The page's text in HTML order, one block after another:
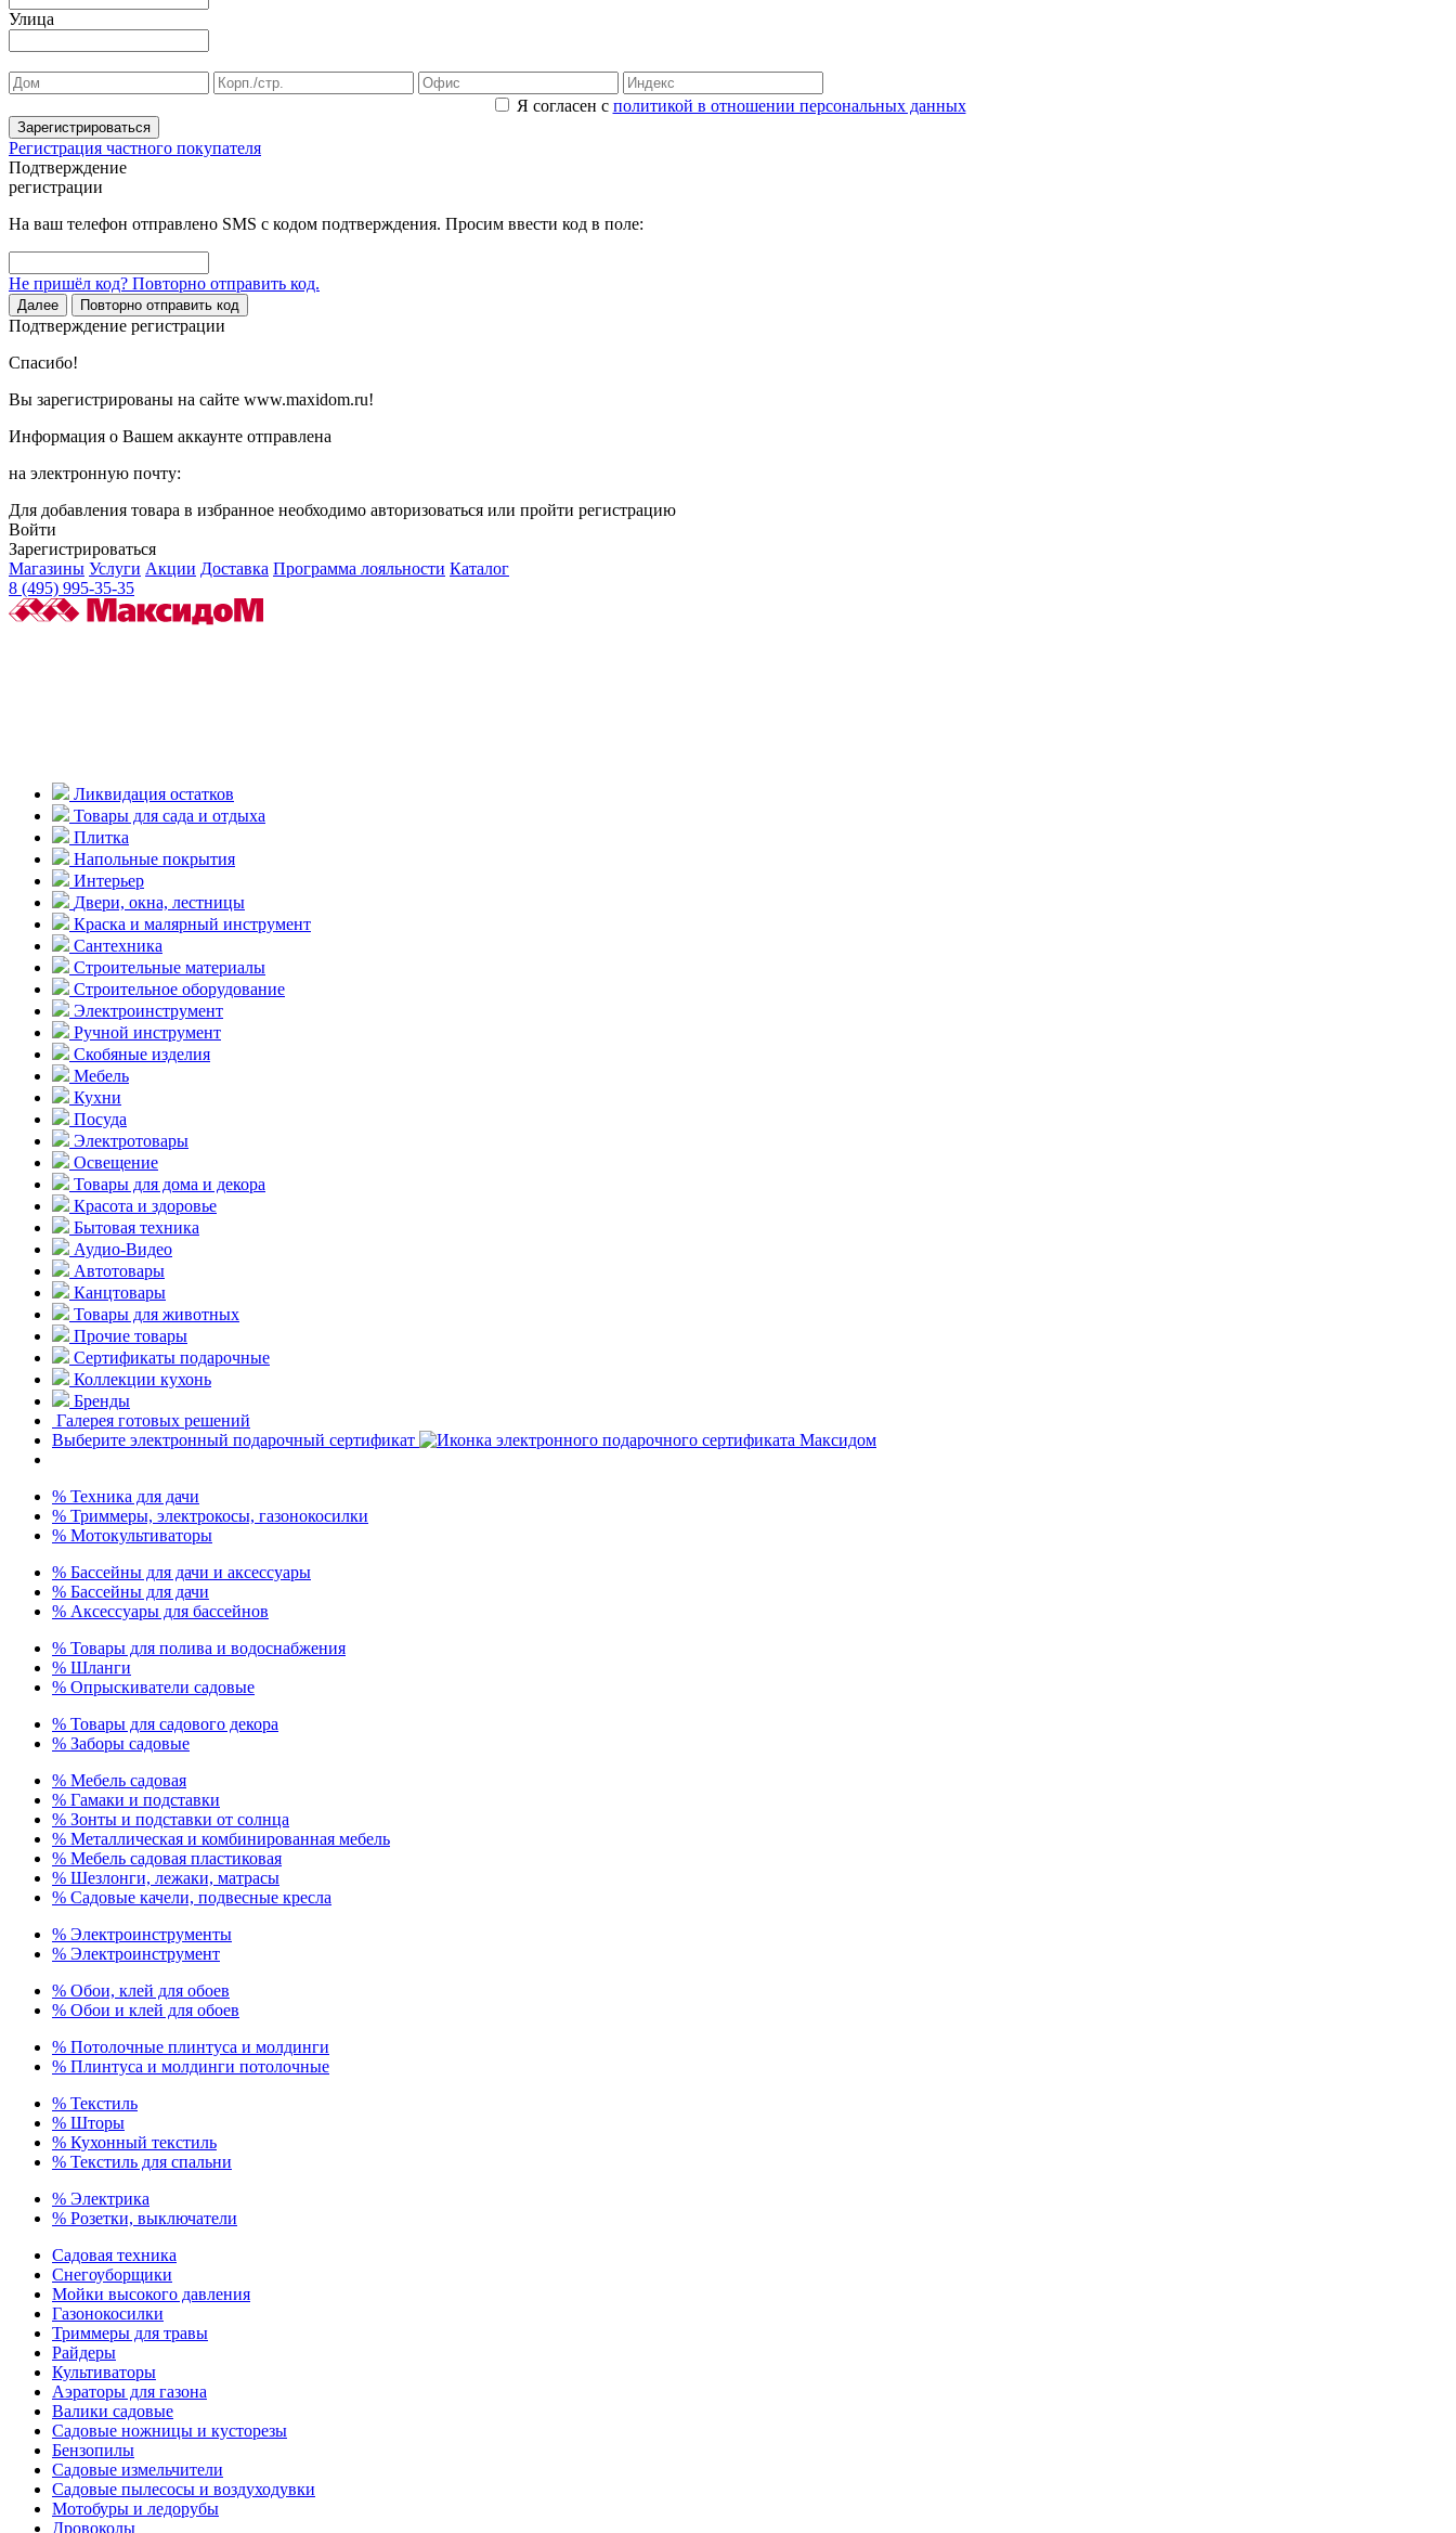
Улица
Я согласен с политикой в отношении персональных данных
Зарегистрироваться
Регистрация частного покупателя
Подтверждение
регистрации
На ваш телефон отправлено SMS с кодом подтверждения. Просим ввести код в поле:
Не пришёл код? Повторно отправить код.
Далее Повторно отправить код
Подтверждение регистрации
Спасибо!
Вы зарегистрированы на сайте www.maxidom.ru!
Информация о Вашем аккаунте отправлена
на электронную почту:
Для добавления товара в избранное необходимо авторизоваться или пройти регистрацию
Войти
Зарегистрироваться
Магазины Услуги Акции Доставка Программа лояльности Каталог
8 (495) 995-35-35
Ликвидация остатков
Товары для сада и отдыха
Плитка
Напольные покрытия
Интерьер
Двери, окна, лестницы
Краска и малярный инструмент
Сантехника
Строительные материалы
Строительное оборудование
Электроинструмент
Ручной инструмент
Скобяные изделия
Мебель
Кухни
Посуда
Электротовары
Освещение
Товары для дома и декора
Красота и здоровье
Бытовая техника
Аудио-Видео
Автотовары
Канцтовары
Товары для животных
Прочие товары
Сертификаты подарочные
Коллекции кухонь
Бренды
Галерея готовых решений
Выберите электронный подарочный сертификат
% Техника для дачи
% Триммеры, электрокосы, газонокосилки
% Мотокультиваторы
% Бассейны для дачи и аксессуары
% Бассейны для дачи
% Аксессуары для бассейнов
% Товары для полива и водоснабжения
% Шланги
% Опрыскиватели садовые
% Товары для садового декора
% Заборы садовые
% Мебель садовая
% Гамаки и подставки
% Зонты и подставки от солнца
% Металлическая и комбинированная мебель
% Мебель садовая пластиковая
% Шезлонги, лежаки, матрасы
% Садовые качели, подвесные кресла
% Электроинструменты
% Электроинструмент
% Обои, клей для обоев
% Обои и клей для обоев
% Потолочные плинтуса и молдинги
% Плинтуса и молдинги потолочные
% Текстиль
% Шторы
% Кухонный текстиль
% Текстиль для спальни
% Электрика
% Розетки, выключатели
Садовая техника
Снегоуборщики
Мойки высокого давления
Газонокосилки
Триммеры для травы
Райдеры
Культиваторы
Аэраторы для газона
Валики садовые
Садовые ножницы и кусторезы
Бензопилы
Садовые измельчители
Садовые пылесосы и воздуходувки
Мотобуры и ледорубы
Дровоколы